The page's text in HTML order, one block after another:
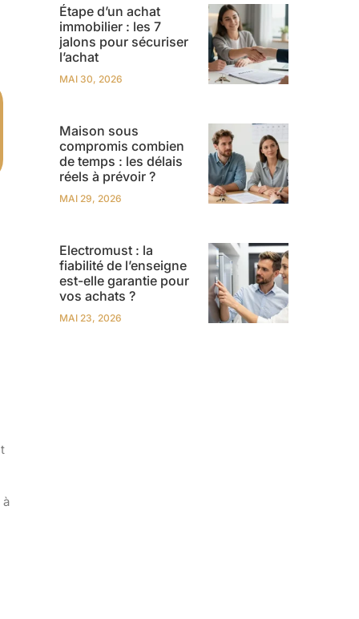
à
Étape d’un achat
immobilier : les 7
jalons pour sécuriser
l’achat
MAI 30, 2026
Maison sous
compromis combien
de temps : les délais
réels à prévoir ?
MAI 29, 2026
Electromust : la
fiabilité de l’enseigne
est-elle garantie pour
vos achats ?
MAI 23, 2026